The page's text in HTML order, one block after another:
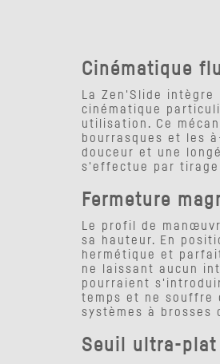
Cinématique
La Zen'Slide
cinématique
utilisation. Ce
bourrasques et les
douceur et une
s'effectue par
Fermeture
Le profil de
sa hauteur. En
hermétique et
ne laissant aucun
pourraient
temps et ne souffre
systèmes à
Seuil ultra-plat